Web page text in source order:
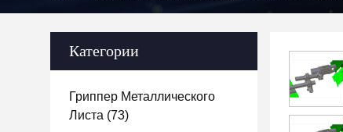
Категории
Гриппер Металлического
Листа (73)